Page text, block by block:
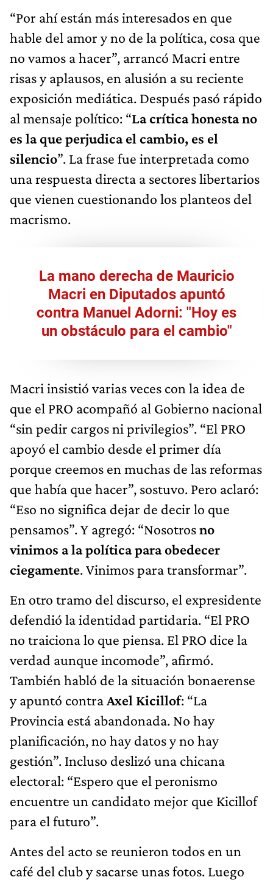
“Por ahí están más interesados en que
hable del amor y no de la política, cosa que
no vamos a hacer”, arrancó Macri entre
risas y aplausos, en alusión a su reciente
exposición mediática. Después pasó rápido
al mensaje político: “La crítica honesta no
es la que perjudica el cambio, es el
silencio”. La frase fue interpretada como
una respuesta directa a sectores libertarios
que vienen cuestionando los planteos del
macrismo.
La mano derecha de Mauricio
Macri en Diputados apuntó
contra Manuel Adorni: "Hoy es
un obstáculo para el cambio"
Macri insistió varias veces con la idea de
que el PRO acompañó al Gobierno nacional
“sin pedir cargos ni privilegios”. “El PRO
apoyó el cambio desde el primer día
porque creemos en muchas de las reformas
que había que hacer”, sostuvo. Pero aclaró:
“Eso no significa dejar de decir lo que
pensamos”. Y agregó: “Nosotrosno
vinimos a la política para obedecer
ciegamente. Vinimos para transformar”.
En otro tramo del discurso, el expresidente
defendió la identidad partidaria. “El PRO
no traiciona lo que piensa. El PRO dice la
verdad aunque incomode”, afirmó.
También habló de la situación bonaerense
y apuntó contraAxel Kicillof: “La
Provincia está abandonada. No hay
planificación, no hay datos y no hay
gestión”. Incluso deslizó una chicana
electoral: “Espero que el peronismo
encuentre un candidato mejor que Kicillof
para el futuro”.
Antes del acto se reunieron todos en un
café del club y sacarse unas fotos. Luego